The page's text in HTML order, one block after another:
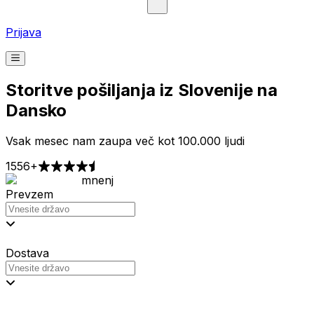
Prijava
Storitve pošiljanja iz Slovenije na
Dansko
Vsak mesec nam zaupa več kot 100.000 ljudi
1556+
mnenj
Prevzem
Dostava